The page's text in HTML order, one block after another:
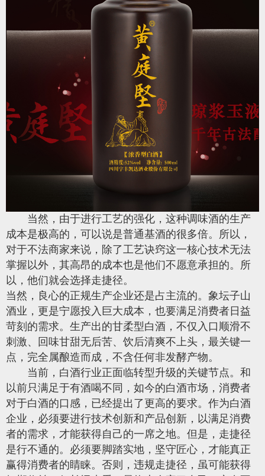
当然，由于进行工艺的强化，这种调味酒的生产
成本是极高的，可以说是普通基酒的很多倍。所以，
对于不法商家来说，除了工艺诀窍这一核心技术无法
掌握以外，其高昂的成本也是他们不愿意承担的。所
以，他们就会选择走捷径。
当然，良心的正规生产企业还是占主流的。象坛子山
酒业，更是宁愿投入巨大成本，也要满足消费者日益
苛刻的需求。生产出的甘柔型白酒 ，不仅入口顺滑不
刺激、回味甘甜无后苦、饮后清爽不上头，最关键一
点，完全属酿造而成，不含任何非发酵产物。
当前， 白酒行业正面临转型升级的关键节点。和
以前只满足于有酒喝不同，如今的白酒市场，消费者
对于白酒的口感，已经提出了更高的要求。作为白酒
企业，必须要进行技术创新和产品创新，以满足消费
者的需求，才能获得自己的一席之地。但是，走捷径
是行不通的。必须要脚踏实地，坚守匠心，才能真正
赢得消费者的睛睐。否则，违规走捷径，虽可能获得